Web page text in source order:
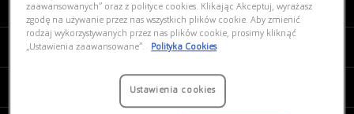
MOJE VISION EXPRESS
PRODUKTY I USŁUGI
zaawansowanych” oraz z polityce cookies. Klikając Akceptuj, wyrażasz
zgodę na używanie przez nas wszystkich plików cookie. Aby zmienić
rodzaj wykorzystywanych przez nas plików cookie, prosimy kliknąć
„Ustawienia zaawansowane”.
Polityka Cookies
Ustawienia cookies